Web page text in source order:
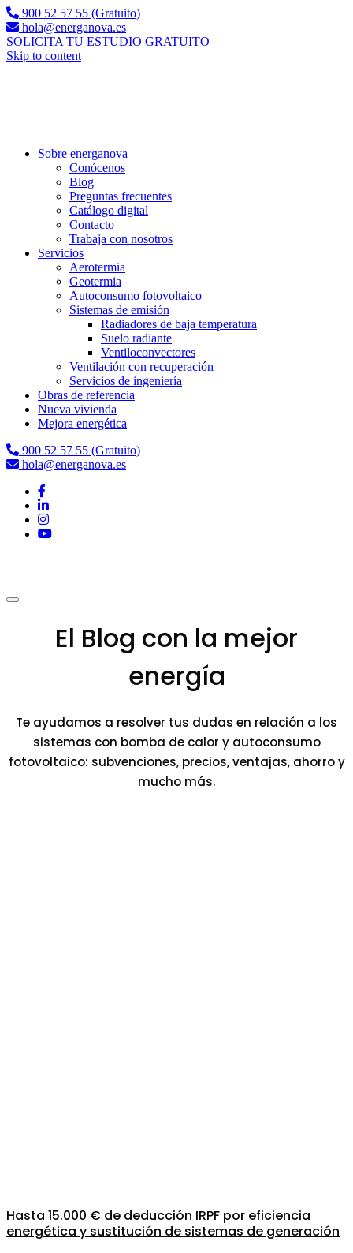
900 52 57 55 (Gratuito)
hola@energanova.es
SOLICITA TU ESTUDIO GRATUITO
Skip to content
Sobre energanova
Conócenos
Blog
Preguntas frecuentes
Catálogo digital
Contacto
Trabaja con nosotros
Servicios
Aerotermia
Geotermia
Autoconsumo fotovoltaico
Sistemas de emisión
Radiadores de baja temperatura
Suelo radiante
Ventiloconvectores
Ventilación con recuperación
Servicios de ingeniería
Obras de referencia
Nueva vivienda
Mejora energética
900 52 57 55 (Gratuito)
hola@energanova.es
El Blog con la mejor
energía
Te ayudamos a resolver tus dudas en relación a los
sistemas con bomba de calor y autoconsumo
fotovoltaico: subvenciones, precios, ventajas, ahorro y
mucho más.
Hasta 15.000 € de deducción IRPF por eficiencia
energética y sustitución de sistemas de generación